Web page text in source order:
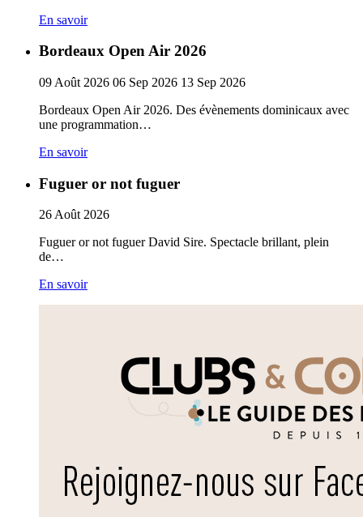
En savoir
Bordeaux Open Air 2026
09 Août 2026 06 Sep 2026 13 Sep 2026
Bordeaux Open Air 2026. Des évènements dominicaux avec
une programmation…
En savoir
Fuguer or not fuguer
26Août 2026
Fuguer or not fuguer David Sire. Spectacle brillant, plein
de…
En savoir